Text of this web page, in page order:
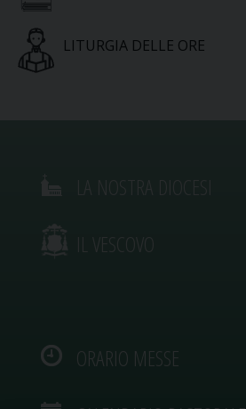
LITURGIA DELLE ORE
IL VESCOVO
ORARIO MESSE